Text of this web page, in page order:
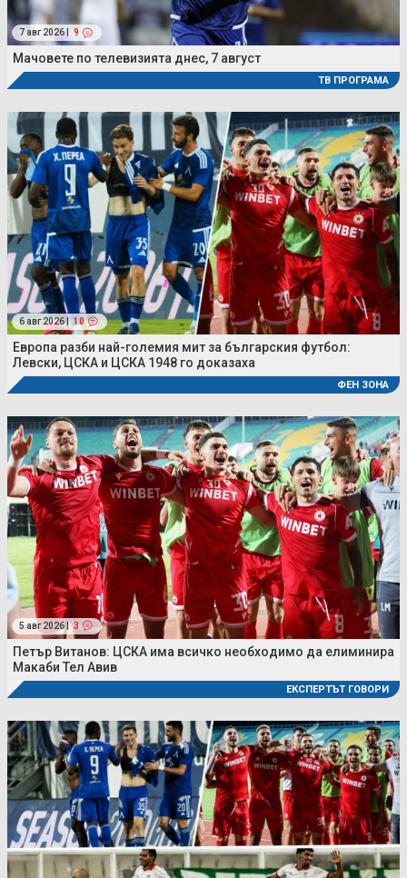
7 авг 2026 | 9
Мачовете по телевизията днес, 7 август
ТВ ПРОГРАМА
6 авг 2026 | 10
Европа разби най-големия мит за българския футбол:
Левски, ЦСКА и ЦСКА 1948 го доказаха
ФЕН ЗОНА
5 авг 2026 | 3
Петър Витанов: ЦСКА има всичко необходимо да елиминира
Макаби Тел Авив
ЕКСПЕРТЪТ ГОВОРИ